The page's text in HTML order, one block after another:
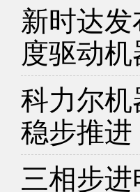
新时达
度驱动
科力尔
稳步推进
三相步